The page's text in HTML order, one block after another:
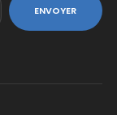
ENVOYER